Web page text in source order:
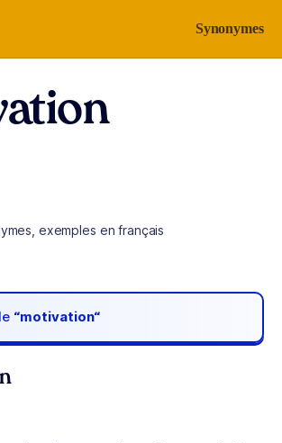
Synonymes
exemples en français
“motivation“